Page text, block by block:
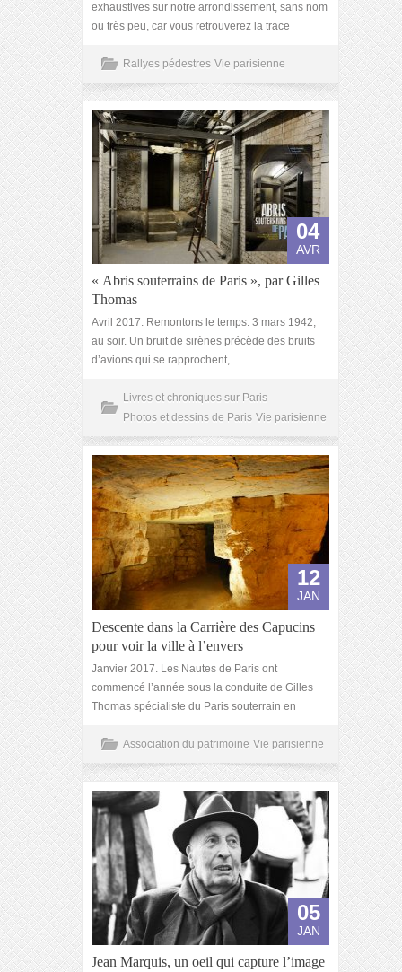
exhaustives sur notre arrondissement, sans nom
ou très peu, car vous retrouverez la trace
Rallyes pédestres Vie parisienne
04
AVR
« Abris souterrains de Paris », par Gilles
Thomas
Avril 2017. Remontons le temps. 3 mars 1942,
au soir. Un bruit de sirènes précède des bruits
d’avions qui se rapprochent,
Livres et chroniques sur Paris
Photos et dessins de Paris Vie parisienne
12
JAN
Descente dans la Carrière des Capucins
pour voir la ville à l’envers
Janvier 2017. Les Nautes de Paris ont
commencé l’année sous la conduite de Gilles
Thomas spécialiste du Paris souterrain en
Association du patrimoine Vie parisienne
05
JAN
Jean Marquis, un oeil qui capture l’image